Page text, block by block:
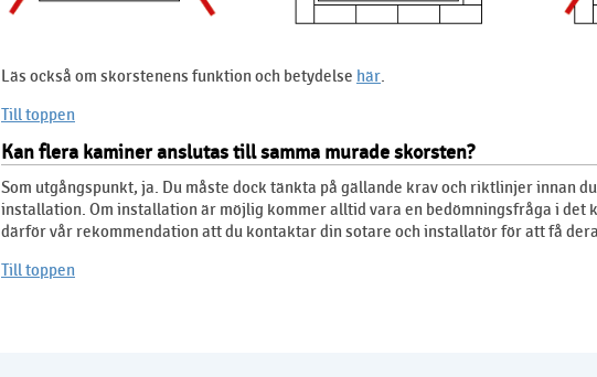
Läs också om skorstenens funktion och betydelse här.
Till toppen
Kan flera kaminer anslutas till samma murade skorsten?
Som utgångspunkt, ja. Du måste dock tänkta på gällande krav och riktlinjer innan
installation. Om installation är möjlig kommer alltid vara en bedömningsfråga i det
därför vår rekommendation att du kontaktar din sotare och installatör för att få
Till toppen